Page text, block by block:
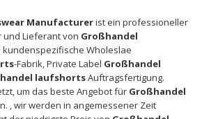
Manufacturerist ein professioneller
und Lieferant von Großhandel
kundenspezifische Wholeslae
-Fabrik, Private Label Großhandel
laufshortsAuftragsfertigung.
um das beste Angebot für Großhandel
, wir werden in angemessener Zeit